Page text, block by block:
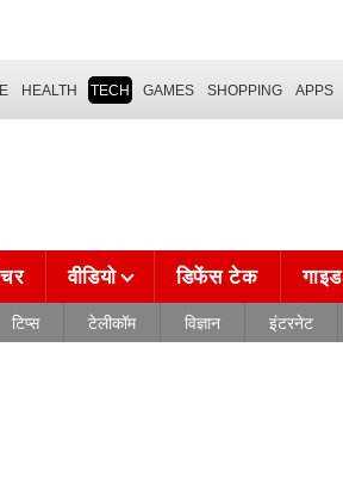
HEALTH TECH GAMES SHOPPING APPS
वीडियो डिफेंस टेक गाइड
टिप्स टेलीकॉम विज्ञान इंटरनेट